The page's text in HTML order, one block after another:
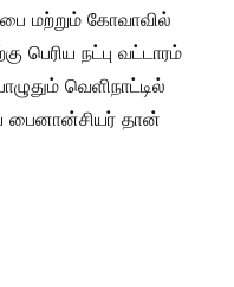
மற்றும் கோவாவில்
பெரிய நட்பு வட்டாரம்
வெளிநாட்டில்
பைனான்சியர் தான்